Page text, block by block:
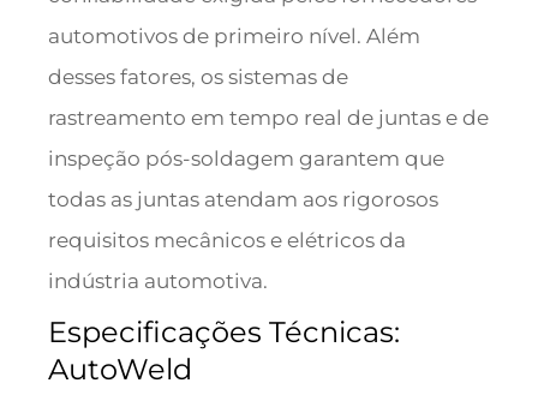
automotivos de primeiro nível. Além
desses fatores, os sistemas de
rastreamento em tempo real de juntas e de
inspeção pós-soldagem garantem que
todas as juntas atendam aos rigorosos
requisitos mecânicos e elétricos da
indústria automotiva.
Especificações Técnicas:
AutoWeld